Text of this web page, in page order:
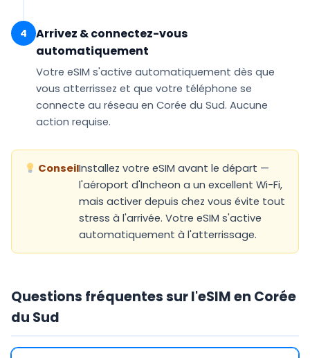
4
Arrivez & connectez-vous
automatiquement
Votre eSIM s'active automatiquement dès que
vous atterrissez et que votre téléphone se
connecte au réseau en Corée du Sud. Aucune
action requise.
ConseilInstallez votre eSIM avant le départ —
l'aéroport d'Incheon a un excellent Wi-Fi,
mais activer depuis chez vous évite tout
stress à l'arrivée. Votre eSIM s'active
automatiquement à l'atterrissage.
Questions fréquentes sur l'eSIM en Corée
du Sud